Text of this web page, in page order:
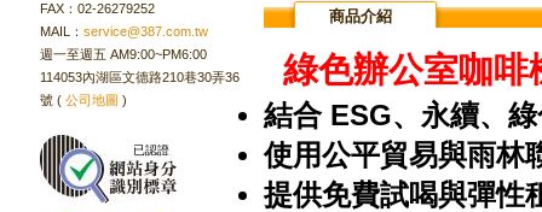
FAX：02-26279252
MAIL： service@387.com.tw
週一至週五 AM9:00~PM6:00
114053內湖區文德路210巷30弄36
號 ( 公司地圖 )
26/08/09
商品介紹
綠色辦公室咖啡
結合 ESG、永續、
使用公平貿易與雨林
提供免費試喝與彈性